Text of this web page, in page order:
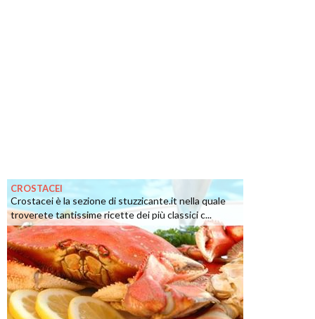
CROSTACEI
Crostacei è la sezione di stuzzicante.it nella quale
troverete tantissime ricette dei più classici c...